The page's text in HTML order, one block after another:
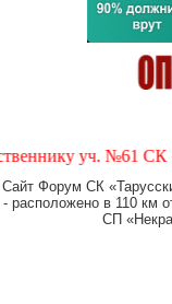
уч. №61 СК
Сайт Форум СК
- расположено в 110 км
СП